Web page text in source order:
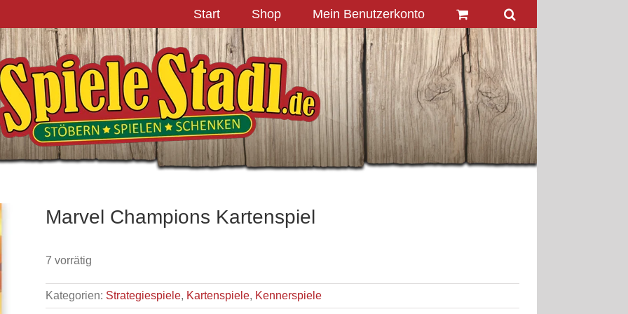
Start Shop Mein Benutzerkonto
Marvel Champions Kartenspiel
7 vorrätig
Kategorien: Strategiespiele, Kartenspiele, Kennerspiele